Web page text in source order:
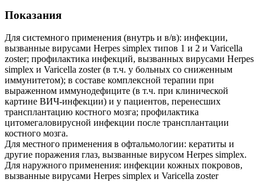
Показания
Для системного применения (внутрь и в/в): инфекции,
вызванные вирусами Herpes simplex типов 1 и 2 и Varicella
zoster; профилактика инфекций, вызванных вирусами Herpes
simplex и Varicella zoster (в т.ч. у больных со сниженным
иммунитетом); в составе комплексной терапии при
выраженном иммунодефиците (в т.ч. при клинической
картине ВИЧ-инфекции) и у пациентов, перенесших
трансплантацию костного мозга; профилактика
цитомегаловирусной инфекции после трансплантации
костного мозга.
Для местного применения в офтальмологии: кератиты и
другие поражения глаз, вызванные вирусом Herpes simplex.
Для наружного применения: инфекции кожных покровов,
вызванные вирусами Herpes simplex и Varicella zoster